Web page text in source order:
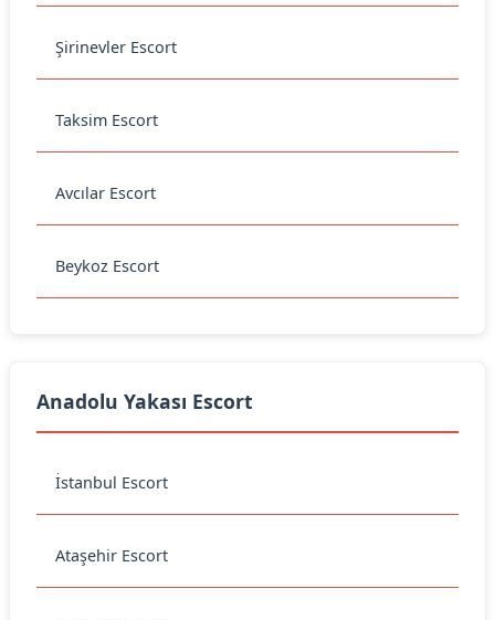
Şirinevler Escort
Taksim Escort
Avcılar Escort
Beykoz Escort
Anadolu Yakası Escort
İstanbul Escort
Ataşehir Escort